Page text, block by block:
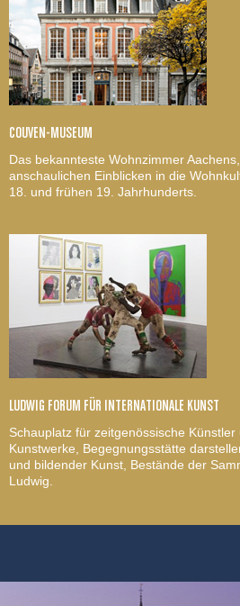
COUVEN-MUSEUM
Das bekannteste Wohnzimmer
anschaulichen Einblicken in die
18. und frühen 19. Jahrhunderts.
LUDWIG FORUM FÜR INTERNATIONALE KUNST
Schauplatz für zeitgenössische Künstler
Kunstwerke, Begegnungsstätte
und bildender Kunst, Bestände der
Ludwig.